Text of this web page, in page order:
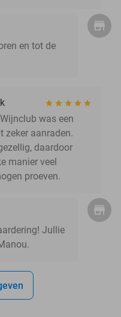
en tot de
was een
zeker aanraden.
daardoor
manier veel
proeven.
Jullie